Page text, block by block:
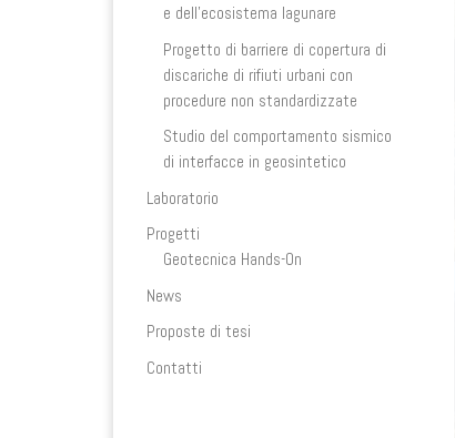
e dell’ecosistema lagunare
Progetto di barriere di copertura di
discariche di rifiuti urbani con
procedure non standardizzate
Studio del comportamento sismico
di interfacce in geosintetico
Laboratorio
Progetti
Geotecnica Hands-On
News
Proposte di tesi
Contatti